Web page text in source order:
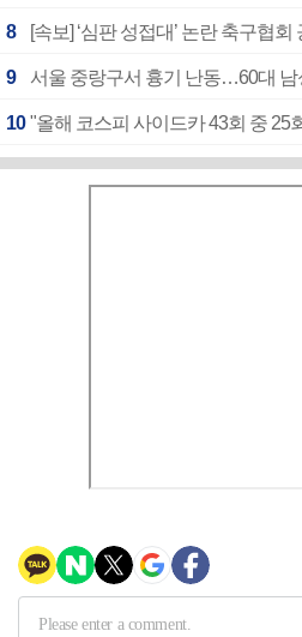
8
9 서울 중랑구서 흉기 난동…60대 남
10 "올해 코스피 사이드카 43회 중 25